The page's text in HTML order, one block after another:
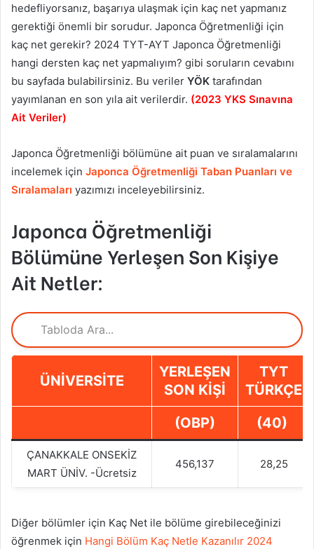
hedefliyorsanız, başarıya ulaşmak için kaç net yapmanız
gerektiği önemli bir sorudur. Japonca Öğretmenliği için
kaç net gerekir? 2024 TYT-AYT Japonca Öğretmenliği
hangi dersten kaç net yapmalıyım? gibi soruların cevabını
bu sayfada bulabilirsiniz. Bu veriler YÖK tarafından
yayımlanan en son yıla ait verilerdir. (2023 YKS Sınavına
Ait Veriler)
Japonca Öğretmenliği bölümüne ait puan ve sıralamalarını
incelemek için Japonca Öğretmenliği Taban Puanları ve
Sıralamaları yazımızı inceleyebilirsiniz.
Japonca Öğretmenliği
Bölümüne Yerleşen Son Kişiye
Ait Netler:
ÜNIVERSITE
YERLEŞEN
SON KIŞI
TYT
TÜRKÇE
(OBP)
(40)
ÇANAKKALE ONSEKİZ
MART ÜNİV. -Ücretsiz
456,137 28,25
Diğer bölümler için Kaç Net ile bölüme girebileceğinizi
öğrenmek için Hangi Bölüm Kaç Netle Kazanılır 2024